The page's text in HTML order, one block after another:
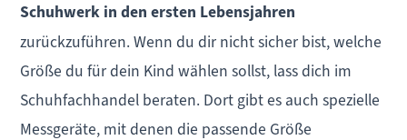
Schuhwerk in den ersten Lebensjahren
zurückzuführen. Wenn du dir nicht sicher bist, welche
Größe du für dein Kind wählen sollst, lass dich im
Schuhfachhandel beraten. Dort gibt es auch spezielle
Messgeräte, mit denen die passende Größe